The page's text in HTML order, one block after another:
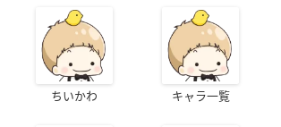
ちいかわ キャラ一覧